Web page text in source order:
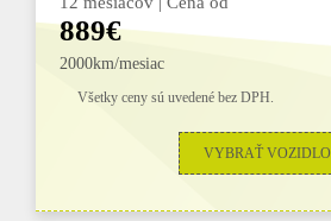
889€
2000km/mesiac
Všetky ceny sú uvedené bez DPH.
VYBRAŤ VOZIDLO